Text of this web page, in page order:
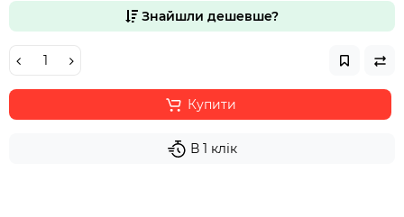
Знайшли дешевше?
Купити
В 1 клік